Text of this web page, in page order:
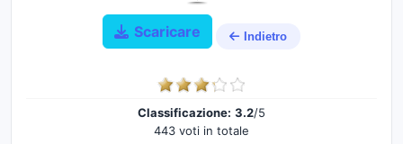
Scaricare Indietro
Classificazione: 3.2/5
443 voti in totale